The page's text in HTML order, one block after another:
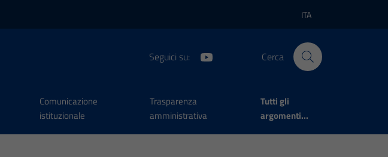
Lingua attiva:
ITA
Seguici su: Cerca
Comunicazione
istituzionale
Trasparenza
amministrativa
Tutti gli
argomenti...